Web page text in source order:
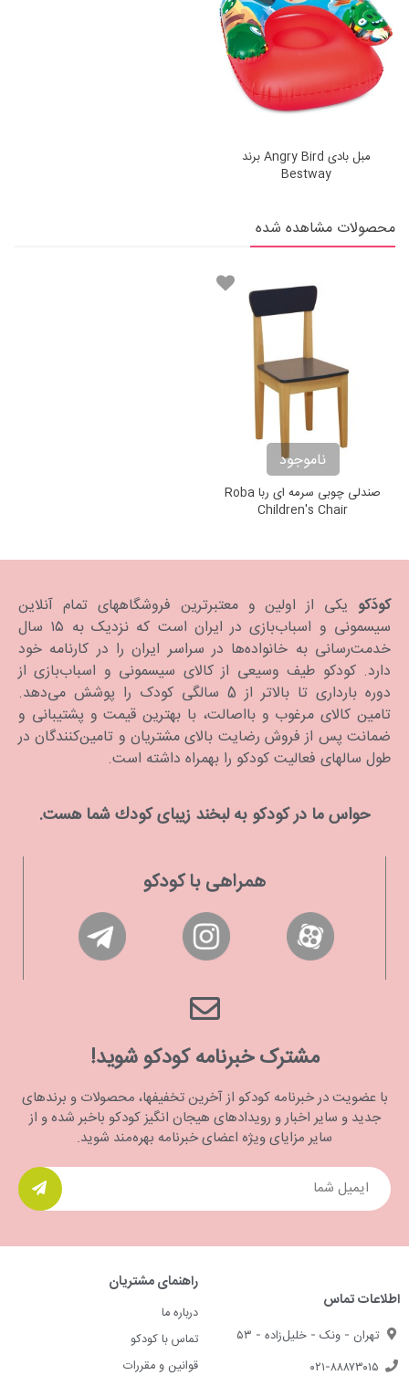
مبل بادی Angry Bird برند
Bestway
محصولات مشاهده شده
ناموجود
صندلی چوبی سرمه ای ربا Roba
Children's Chair
کودَکو یکی از اولین و معتبرترین فروشگاههای تمام آنلاین
سیسمونی و اسباب‌بازی در ایران است که نزدیک به ۱۵ سال
خدمت‌رسانی به خانواده‌ها در سراسر ایران را در کارنامه خود
دارد. كودكو طیف وسیعی از کالای سیسمونی و اسباب‌بازی از
دوره بارداری تا بالاتر از 5 سالگی کودک را پوشش می‌دهد.
تامین کالای مرغوب و بااصالت، با بهترین قیمت و پشتیبانی و
ضمانت پس از فروش رضایت بالای مشتریان و تامین‌کنندگان در
طول سالهای فعالیت کودکو را بهمراه داشته است.
حواس ما در كودكو به لبخند زیبای كودك شما هست.
همراهی با کودکو
مشترک خبرنامه کودکو شوید!
با عضویت در خبرنامه کودکو از آخرین تخفیفها، محصولات و برندهای
جدید و سایر اخبار و رویدادهای هیجان انگیز کودکو باخبر شده و از
سایر مزایای ویژه اعضای خبرنامه بهره‌مند شوید.
اطلاعات تماس
تهران - ونک - خلیل‌زاده - ۵۳
۰۲۱-۸۸۸۷۳۰۱۵
راهنمای مشتریان
درباره ما
تماس با کودکو
قوانین و مقررات